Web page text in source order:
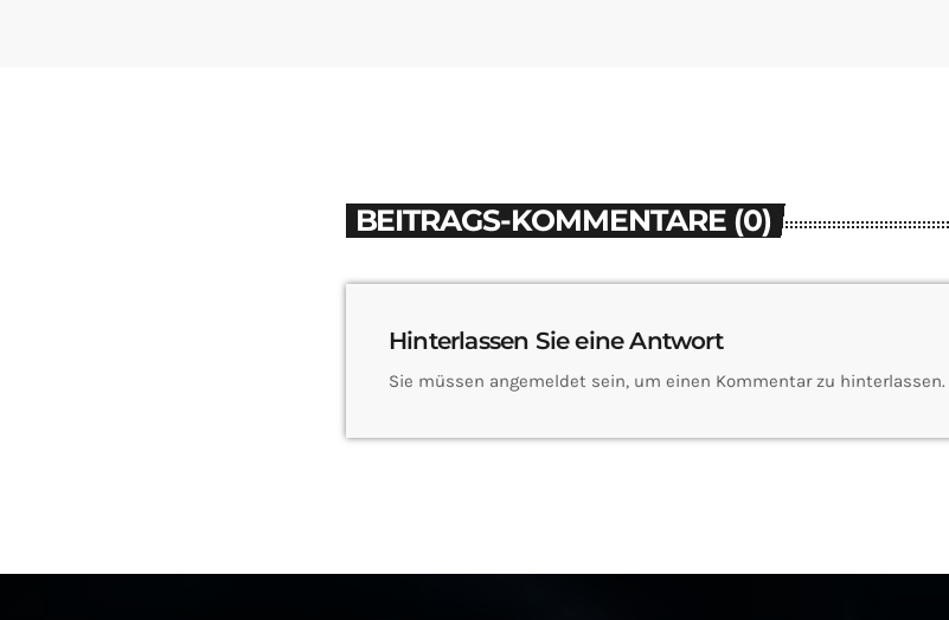
BEITRAGS-KOMMENTARE (0)
Hinterlassen Sie eine Antwort
Sie müssen angemeldet sein, um einen Kommentar zu hinterlassen.